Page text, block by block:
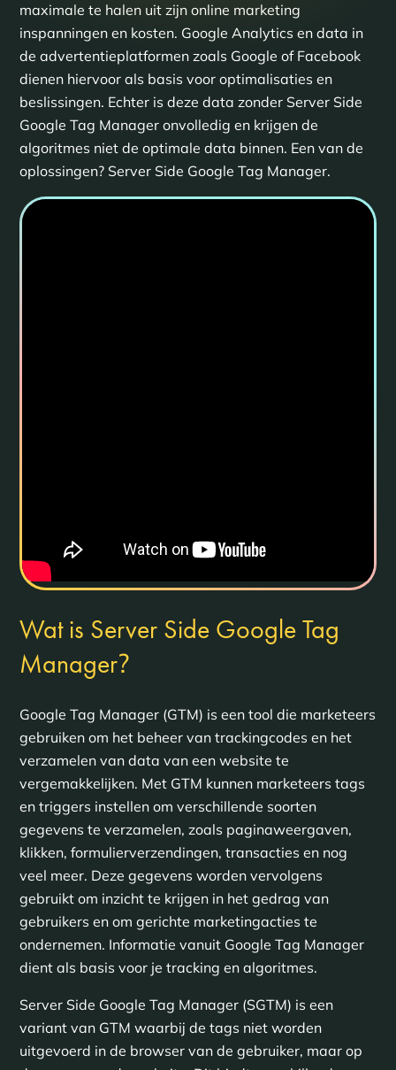
maximale te halen uit zijn online marketing
inspanningen en kosten. Google Analytics en data in
de advertentieplatformen zoals Google of Facebook
dienen hiervoor als basis voor optimalisaties en
beslissingen. Echter is deze data zonder Server Side
Google Tag Manager onvolledig en krijgen de
algoritmes niet de optimale data binnen. Een van de
oplossingen? Server Side Google Tag Manager.
Wat is Server Side Google Tag
Manager?
Google Tag Manager (GTM) is een tool die marketeers
gebruiken om het beheer van trackingcodes en het
verzamelen van data van een website te
vergemakkelijken. Met GTM kunnen marketeers tags
en triggers instellen om verschillende soorten
gegevens te verzamelen, zoals paginaweergaven,
klikken, formulierverzendingen, transacties en nog
veel meer. Deze gegevens worden vervolgens
gebruikt om inzicht te krijgen in het gedrag van
gebruikers en om gerichte marketingacties te
ondernemen. Informatie vanuit Google Tag Manager
dient als basis voor je tracking en algoritmes.
Server Side Google Tag Manager (SGTM) is een
variant van GTM waarbij de tags niet worden
uitgevoerd in de browser van de gebruiker, maar op